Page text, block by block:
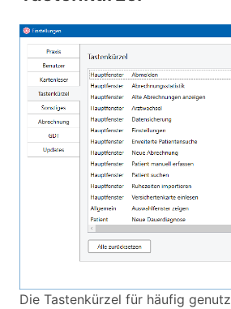
Die Tastenkürzel für häufig